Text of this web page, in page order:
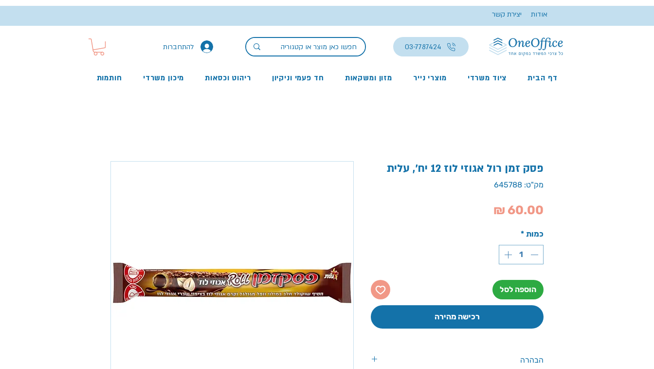
יצירת קשר אודות
להתחברות 03-7787424
דף הבית ציוד משרדי מוצרי נייר מזון ומשקאות חד פעמי וניקיון ריהוט וכסאות מיכון משרדי חותמות
פסק זמן רול אגוזי לוז 12 יח', עלית
מק"ט: 645788
כמות *
הוספה לסל
רכישה מהירה
הבהרה